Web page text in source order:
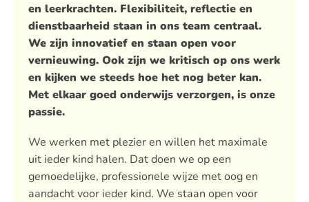
en leerkrachten. Flexibiliteit, reflectie en
dienstbaarheid staan in ons team centraal.
We zijn innovatief en staan open voor
vernieuwing. Ook zijn we kritisch op ons werk
en kijken we steeds hoe het nog beter kan.
Met elkaar goed onderwijs verzorgen, is onze
passie.
We werken met plezier en willen het maximale
uit ieder kind halen. Dat doen we op een
gemoedelijke, professionele wijze met oog en
aandacht voor ieder kind. We staan open voor